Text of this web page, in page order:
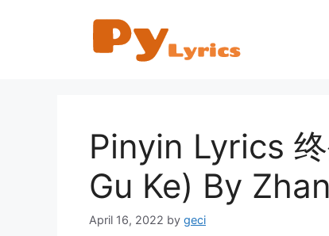
Pinyin Lyrics
Gu Ke) By
April 16, 2022 by geci